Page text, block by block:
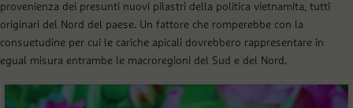
provenienza dei presunti nuovi pilastri della politica vietnamita, tutti
originari del Nord del paese. Un fattore che romperebbe con la
consuetudine per cui le cariche apicali dovrebbero rappresentare in
egual misura entrambe le macroregioni del Sud e del Nord.